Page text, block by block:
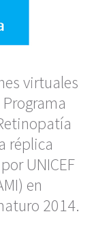
virtuales
réplica
UNICEF
en
2014.